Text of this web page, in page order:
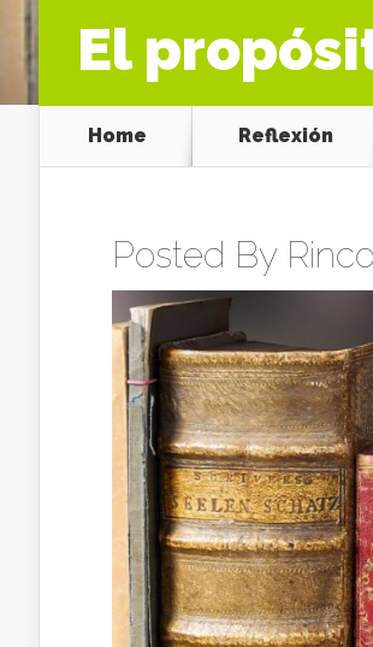
El
Home Reflexión
Posted By